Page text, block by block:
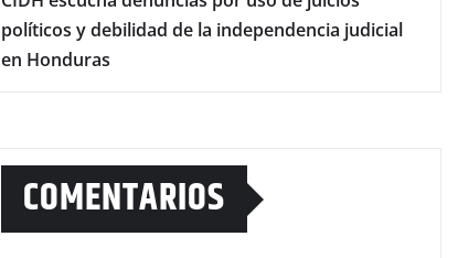
políticos y debilidad de la independencia judicial
en Honduras
COMENTARIOS